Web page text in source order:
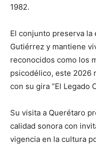
1982.
El conjunto preserva la
Gutiérrez y mantiene
reconocidos como los
psicodélico, este 2026
con su gira “El Legado
Su visita a Querétaro
calidad sonora con
vigencia en la cultura